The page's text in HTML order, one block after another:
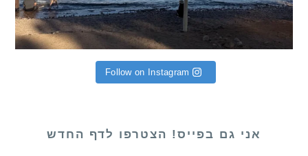
Follow on Instagram
אני גם בפייס! הצטרפו לדף החדש